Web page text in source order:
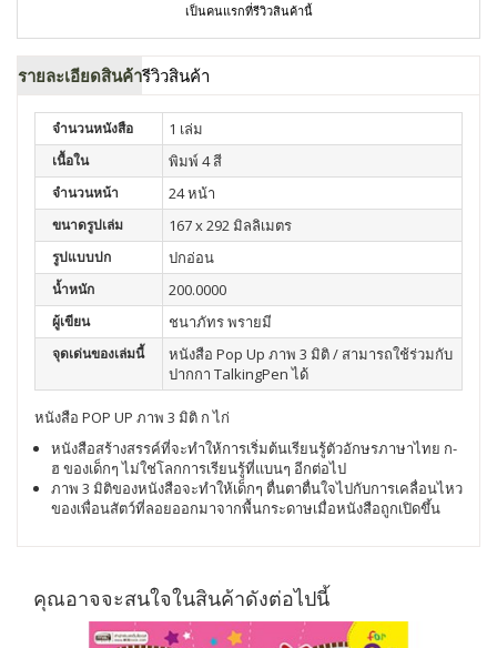
เป็นคนแรกที่รีวิวสินค้านี้
รายละเอียดสินค้ารีวิวสินค้า
จำนวนหนังสือ 1 เล่ม
เนื้อใน พิมพ์ 4 สี
จำนวนหน้า 24 หน้า
ขนาดรูปเล่ม 167 x 292 มิลลิเมตร
รูปแบบปก ปกอ่อน
น้ำหนัก 200.0000
ผู้เขียน ชนาภัทร พรายมี
จุดเด่นของเล่มนี้
หนังสือ Pop Up ภาพ 3 มิติ / สามารถใช้ร่วมกับ
ปากกา TalkingPen ได้
หนังสือ POP UP ภาพ 3 มิติ ก ไก่
หนังสือสร้างสรรค์ที่จะทำให้การเริ่มต้นเรียนรู้ตัวอักษรภาษาไทย ก-
ฮ ของเด็กๆ ไม่ใช่โลกการเรียนรู้ที่แบนๆ อีกต่อไป
ภาพ 3 มิติของหนังสือจะทำให้เด็กๆ ตื่นตาตื่นใจไปกับการเคลื่อนไหว
ของเพื่อนสัตว์ที่ลอยออกมาจากพื้นกระดาษเมื่อหนังสือถูกเปิดขึ้น
คุณอาจจะสนใจในสินค้าดังต่อไปนี้